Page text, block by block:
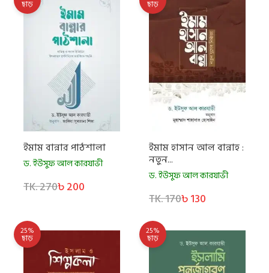
ছাড়
ইমাম বান্নার পাঠশালা
ড. ইউসুফ আল কারযাভী
TK. 270৳ 200
ছাড়
ইমাম হাসান আল বান্নাহ :
নতুন...
ড. ইউসুফ আল কারযাভী
TK. 170৳ 130
25%
ছাড়
25%
ছাড়